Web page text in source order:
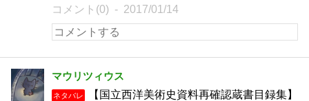
コメント(0) 2017/01/14
マウリツィウス
ネタバレ
【国立西洋美術史資料再確認蔵書目録集】